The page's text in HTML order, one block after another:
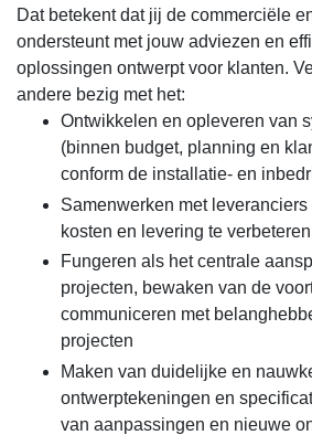
Dat betekent dat jij de commerciële
ondersteunt met jouw adviezen en
oplossingen ontwerpt voor klanten.
andere bezig met het:
Ontwikkelen en opleveren van
(binnen budget, planning en
conform de installatie- en
Samenwerken met
kosten en levering te verbeteren
Fungeren als het centrale
projecten, bewaken van de
communiceren met
projecten
Maken van duidelijke en
ontwerptekeningen en
van aanpassingen en nieuwe